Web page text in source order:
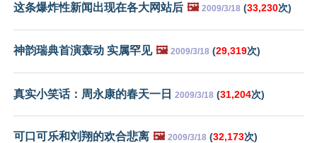
这条爆炸性新闻出现在各大网站后 🖼️ 2009/3/18 (33,230次)
神韵瑞典首演轰动 实属罕见 🖼️ 2009/3/18 (29,319次)
真实小笑话：周永康的春天一日 2009/3/18 (31,204次)
可口可乐和刘翔的欢合悲离 🖼️ 2009/3/18 (32,173次)